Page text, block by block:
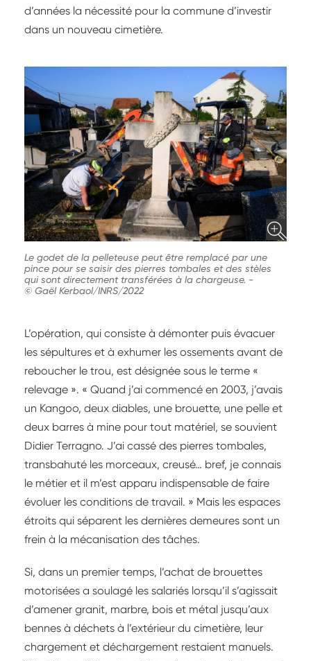
d’années la nécessité pour la commune d’investir
dans un nouveau cimetière.
Le godet de la pelleteuse peut être remplacé par une
pince pour se saisir des pierres tombales et des stèles
qui sont directement transférées à la chargeuse. -
© Gaël Kerbaol/INRS/2022
L’opération, qui consiste à démonter puis évacuer
les sépultures et à exhumer les ossements avant de
reboucher le trou, est désignée sous le terme «
relevage ». « Quand j’ai commencé en 2003, j’avais
un Kangoo, deux diables, une brouette, une pelle et
deux barres à mine pour tout matériel, se souvient
Didier Terragno. J’ai cassé des pierres tombales,
transbahuté les morceaux, creusé… bref, je connais
le métier et il m’est apparu indispensable de faire
évoluer les conditions de travail. » Mais les espaces
étroits qui séparent les dernières demeures sont un
frein à la mécanisation des tâches.
Si, dans un premier temps, l’achat de brouettes
motorisées a soulagé les salariés lorsqu’il s’agissait
d’amener granit, marbre, bois et métal jusqu’aux
bennes à déchets à l’extérieur du cimetière, leur
chargement et déchargement restaient manuels.